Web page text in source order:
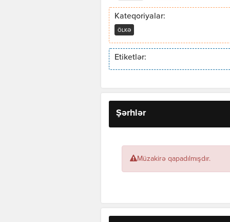
Kateqoriyalar:
ÖLKƏ
Etiketlər:
Şərhlər
Müzakirə qapadılmışdır.